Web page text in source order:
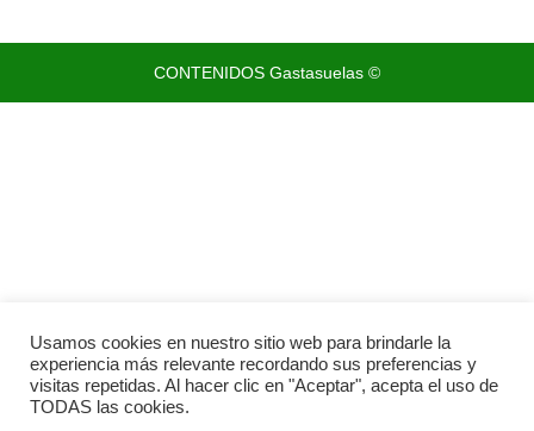
CONTENIDOS Gastasuelas ©
Usamos cookies en nuestro sitio web para brindarle la
experiencia más relevante recordando sus preferencias y
visitas repetidas. Al hacer clic en "Aceptar", acepta el uso de
TODAS las cookies.